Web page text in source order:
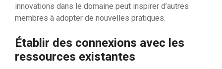
innovations dans le domaine peut inspirer d’autres
membres à adopter de nouvelles pratiques.
Établir des connexions avec les
ressources existantes